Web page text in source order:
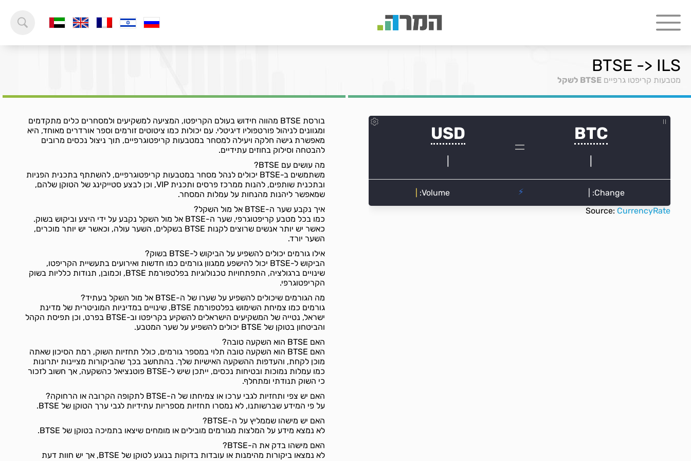
BTSE -> ILS
מטבעות קריפטו גרפיים BTSE לשקל
Source: CurrencyRate
בורסת BTSE מהווה חידוש בעולם הקריפטו, המציעה למשקיעים ולמסחרים כלים מתקדמים
ומגוונים לניהול פורטפוליו דיגיטלי. עם יכולות כמו ציטוטים זורמים וספר אורדרים מאוחד, היא
מאפשרת גישה חלקה ויעילה למסחר במטבעות קריפטוגרפיים, תוך ניצול נכסים מרובים
להבטחה וסילוק בחוזים עתידיים.
מה עושים עם BTSE?
משתמשים ב-BTSE יכולים לנהל מסחר במטבעות קריפטוגרפיים, להשתתף בתכנית הפניות
ובתכנית שותפים, להנות ממרכז פרסים ותכנית VIP, וכן לבצע סטייקינג של הטוקן שלהם,
שמאפשר ליהנות מהנחות על עמלות המסחר.
איך נקבע שער ה-BTSE אל מול השקל?
כמו בכל מטבע קריפטוגרפי, שער ה-BTSE אל מול השקל נקבע על ידי היצע וביקוש בשוק.
כאשר יש יותר אנשים שרוצים לקנות BTSE בשקלים, השער עולה, וכאשר יש יותר מוכרים,
השער יורד.
אילו גורמים יכולים להשפיע על הביקוש ל-BTSE בשוק?
הביקוש ל-BTSE יכול להישפע ממגוון גורמים כמו חדשות ואירועים בתעשיית הקריפטו,
שינויים ברגולציה, התפתחויות טכנולוגיות בפלטפורמת BTSE, וכמובן, תנודות כלליות בשוק
הקריפטוגרפי.
מה הגורמים שיכולים להשפיע על שערו של ה-BTSE אל מול השקל בעתיד?
גורמים כמו צמיחת השימוש בפלטפורמת BTSE, שינויים במדיניות המוניטרית של מדינת
ישראל, נטייה של המשקיעים הישראלים להשקיע בקריפטו וב-BTSE בפרט, וכן תפיסת הקהל
והביטחון בטוקן של BTSE יכולים להשפיע על שער המטבע.
האם BTSE הוא השקעה טובה?
האם BTSE הוא השקעה טובה תלוי במספר גורמים, כולל תחזיות השוק, רמת הסיכון שאתה
מוכן לקחת, והעדפות ההשקעה האישיות שלך. בהתחשב בכך שהביקורות מציינות יתרונות
כמו עמלות נמוכות ובטיחות נכסים, ייתכן שיש ל-BTSE פוטנציאל כהשקעה, אך חשוב לזכור
כי השוק תנודתי ומתחלף.
האם יש צפי ותחזיות לגבי ערכו או צמיחתו של ה-BTSE לתקופה הקרובה או הרחוקה?
על פי המידע שברשותנו, לא נמסרו תחזיות מספריות עתידיות לגבי ערך הטוקן של BTSE.
האם יש מישהו שממליץ על ה-BTSE?
לא נמצא מידע על המלצות מגורמים מובילים או מומחים שיצאו בתמיכה בטוקן של BTSE.
האם מישהו בדק את ה-BTSE?
לא נמצאו ביקורות מהימנות או עובדות בדוקות בנוגע לטוקן של BTSE, אך יש חוות דעת